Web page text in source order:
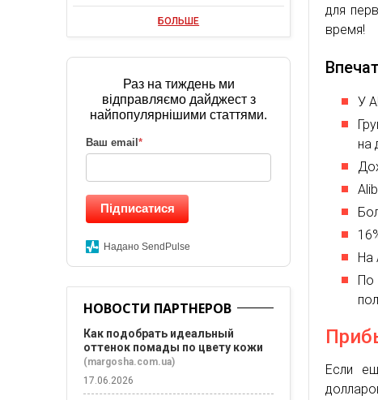
для
время!
У
на
На
По
Если
бизнеса
БОЛЬШЕ
Раз на тиждень ми
відправляємо дайджест з
найпопулярнішими статтями.
Ваш email *
Підписатися
Надано SendPulse
НОВОСТИ ПАРТНЕРОВ
Как подобрать идеальный
оттенок помады по цвету кожи
(margosha.com.ua)
17.06.2026